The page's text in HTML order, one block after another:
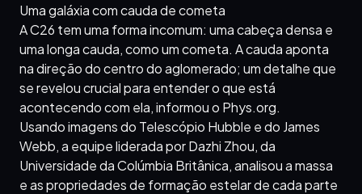
Uma galáxia com cauda de cometa
A C26 tem uma forma incomum: uma cabeça densa e
uma longa cauda, como um cometa. A cauda aponta
na direção do centro do aglomerado; um detalhe que
se revelou crucial para entender o que está
acontecendo com ela, informou o Phys.org.
Usando imagens do Telescópio Hubble e do James
Webb, a equipe liderada por Dazhi Zhou, da
Universidade da Colúmbia Britânica, analisou a massa
e as propriedades de formação estelar de cada parte